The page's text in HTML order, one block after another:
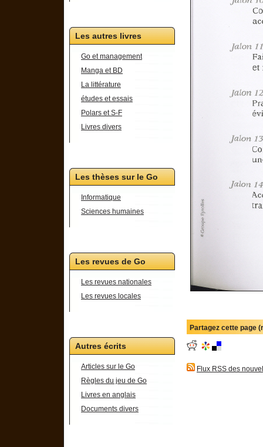
Les autres livres
Go et management
Manga et BD
La littérature
études et essais
Polars et S-F
Livres divers
Les thèses sur le Go
Informatique
Sciences humaines
Les revues de Go
Les revues nationales
Les revues locales
Autres écrits
Articles sur le Go
Règles du jeu de Go
Livres en anglais
Documents divers
Partagez cette page
Flux RSS des